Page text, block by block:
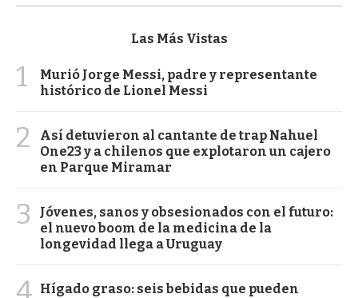
Las Más Vistas
1
Murió Jorge Messi, padre y representante
histórico de Lionel Messi
2
Así detuvieron al cantante de trap Nahuel
One23 y a chilenos que explotaron un cajero
en Parque Miramar
3
Jóvenes, sanos y obsesionados con el futuro:
el nuevo boom de la medicina de la
longevidad llega a Uruguay
4 Hígado graso: seis bebidas que pueden